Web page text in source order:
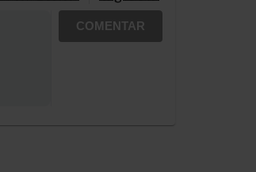
COMENTAR